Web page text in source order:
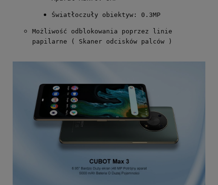
Światłoczuły obiektyw: 0.3MP
Możliwość odblokowania poprzez linie
papilarne ( Skaner odcisków palców )